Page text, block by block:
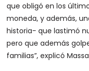
que obligó en los
moneda, y además,
historia- que lastimó
pero que además
familias”, explicó